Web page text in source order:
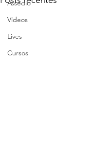
Assédio
Vídeos
Lives
Cursos